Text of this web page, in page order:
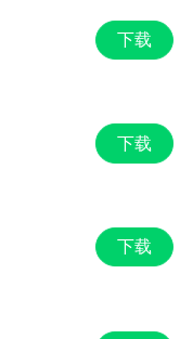
下载
下载
下载